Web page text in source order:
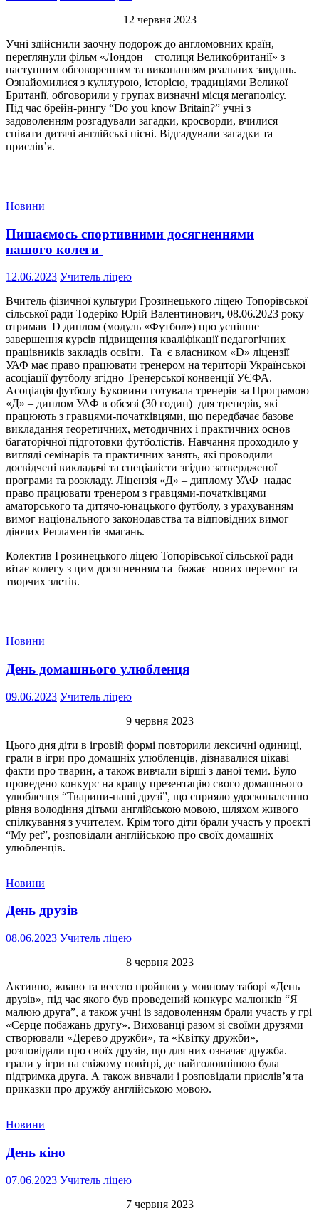
12 червня 2023
Учні здійснили заочну подорож до англомовних країн,
переглянули фільм «Лондон – столиця Великобританії» з
наступним обговоренням та виконанням реальних завдань.
Ознайомилися з культурою, історією, традиціями Великої
Британії, обговорили у групах визначні місця мегаполісу.
Під час брейн-рингу “Do you know Britain?” учні з
задоволенням розгадували загадки, кросворди, вчилися
співати дитячі англійські пісні. Відгадували загадки та
прислів’я.
Новини
Пишаємось спортивними досягненнями
нашого колеги
12.06.2023 Учитель ліцею
Вчитель фізичної культури Грозинецького ліцею Топорівської
сільської ради Тодеріко Юрій Валентинович, 08.06.2023 року
отримав D диплом (модуль «Футбол») про успішне
завершення курсів підвищення кваліфікації педагогічних
працівників закладів освіти. Та є власником «D» ліцензії
УАФ має право працювати тренером на території Української
асоціації футболу згідно Тренерської конвенції УЄФА.
Асоціація футболу Буковини готувала тренерів за Програмою
«Д» – диплом УАФ в обсязі (30 годин) для тренерів, які
працюють з гравцями-початківцями, що передбачає базове
викладання теоретичних, методичних і практичних основ
багаторічної підготовки футболістів. Навчання проходило у
вигляді семінарів та практичних занять, які проводили
досвідчені викладачі та спеціалісти згідно затвердженої
програми та розкладу. Ліцензія «Д» – диплому УАФ надає
право працювати тренером з гравцями-початківцями
аматорського та дитячо-юнацького футболу, з урахуванням
вимог національного законодавства та відповідних вимог
діючих Регламентів змагань.
Колектив Грозинецького ліцею Топорівської сільської ради
вітає колегу з цим досягненням та бажає нових перемог та
творчих злетів.
Новини
День домашнього улюбленця
09.06.2023 Учитель ліцею
9 червня 2023
Цього дня діти в ігровій формі повторили лексичні одиниці,
грали в ігри про домашніх улюбленців, дізнавалися цікаві
факти про тварин, а також вивчали вірші з даної теми. Було
проведено конкурс на кращу презентацію свого домашнього
улюбленця “Тварини-наші друзі”, що сприяло удосконаленню
рівня володіння дітьми англійською мовою, шляхом живого
спілкування з учителем. Крім того діти брали участь у проєкті
“My pet”, розповідали англійською про своїх домашніх
улюбленців.
Новини
День друзів
08.06.2023 Учитель ліцею
8 червня 2023
Активно, жваво та весело пройшов у мовному таборі «День
друзів», під час якого був проведений конкурс малюнків “Я
малюю друга”, а також учні із задоволенням брали участь у грі
«Серце побажань другу». Вихованці разом зі своїми друзями
створювали «Дерево дружби», та «Квітку дружби»,
розповідали про своїх друзів, що для них означає дружба.
грали у ігри на свіжому повітрі, де найголовнішою була
підтримка друга. А також вивчали і розповідали прислів’я та
приказки про дружбу англійською мовою.
Новини
День кіно
07.06.2023 Учитель ліцею
7 червня 2023